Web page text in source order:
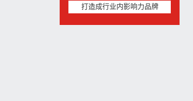
打造成行业内影响力品牌